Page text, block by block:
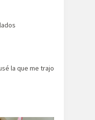
la que me trajo